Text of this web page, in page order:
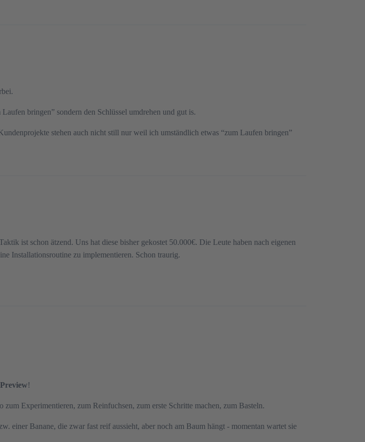
bringen” sondern den Schlüssel umdrehen und gut is.
stehen auch nicht still nur weil ich umständlich etwas “zum Laufen bringen”
ist schon ätzend. Uns hat diese bisher gekostet 50.000€. Die Leute haben nach eigenen
Installationsroutine zu implementieren. Schon traurig.
Preview!
Experimentieren, zum Reinfuchsen, zum erste Schritte machen, zum Basteln.
einer Banane, die zwar fast reif aussieht, aber noch am Baum hängt - momentan wartet sie